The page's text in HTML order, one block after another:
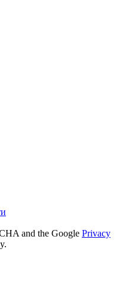
and the Google Privacy